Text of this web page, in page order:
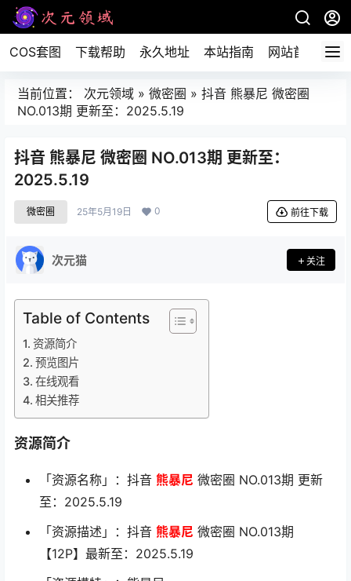
COS套图 下载帮助 永久地址 本站指南 网站首页
当前位置： 次元领域 » 微密圈 » 抖音 熊暴尼 微密圈
NO.013期 更新至：2025.5.19
抖音 熊暴尼 微密圈 NO.013期 更新至：
2025.5.19
微密圈 25年5月19日 0 前往下载
次元猫 关注
Table of Contents
资源简介
预览图片
在线观看
相关推荐
资源简介
「资源名称」：抖音 熊暴尼 微密圈 NO.013期 更新
至：2025.5.19
「资源描述」：抖音 熊暴尼 微密圈 NO.013期
【12P】最新至：2025.5.19